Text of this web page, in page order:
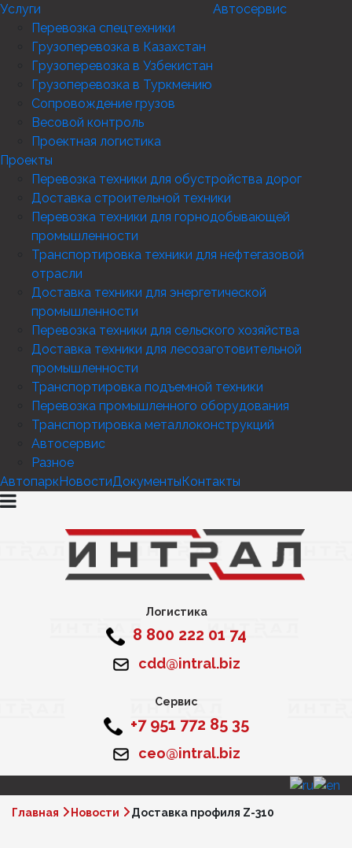
Услуги
Перевозка спецтехники
Грузоперевозка в Казахстан
Грузоперевозка в Узбекистан
Грузоперевозка в Туркмению
Сопровождение грузов
Весовой контроль
Проектная логистика
Автосервис
Проекты
Перевозка техники для обустройства дорог
Доставка строительной техники
Перевозка техники для горнодобывающей
промышленности
Транспортировка техники для нефтегазовой
отрасли
Доставка техники для энергетической
промышленности
Перевозка техники для сельского хозяйства
Доставка техники для лесозаготовительной
промышленности
Транспортировка подъемной техники
Перевозка промышленного оборудования
Транспортировка металлоконструкций
Автосервис
Разное
АвтопаркНовостиДокументыКонтакты
Логистика
8 800 222 01 74
cdd@intral.biz
Сервис
+7 951 772 85 35
ceo@intral.biz
Главная Новости Доставка профиля Z-310